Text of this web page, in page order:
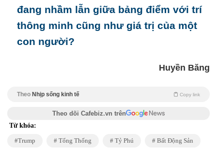
đang nhầm lẫn giữa bảng điểm với trí
thông minh cũng như giá trị của một
con người?
Huyền Băng
Theo Nhịp sống kinh tế Copy link
Theo dõi Cafebiz.vn trên
Từ khóa:
Trump Tổng Thống Tỷ Phú Bất Động Sản